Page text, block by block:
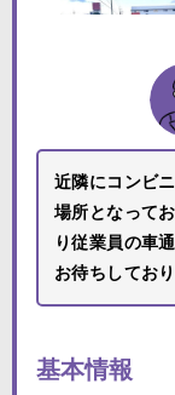
近隣にコンビ
場所となって
り従業員の車
お待ちしており
基本情報